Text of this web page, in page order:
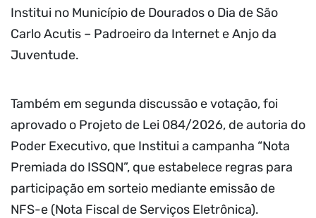
Institui no Município de Dourados o Dia de São
Carlo Acutis – Padroeiro da Internet e Anjo da
Juventude.
Também em segunda discussão e votação, foi
aprovado o Projeto de Lei 084/2026, de autoria do
Poder Executivo, que Institui a campanha “Nota
Premiada do ISSQN”, que estabelece regras para
participação em sorteio mediante emissão de
NFS-e (Nota Fiscal de Serviços Eletrônica).